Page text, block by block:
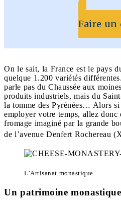
Faire un
On le sait, la France est le pays
quelque 1.200 variétés
parle pas du Chaussée aux
produits industriels, mais du
la tomme des Pyrénées… Alors si
employer votre temps, allez
fromage imaginé par la grande
de l’avenue Denfert Rochereau
L’Artisanat monastique
Un patrimoine monastique